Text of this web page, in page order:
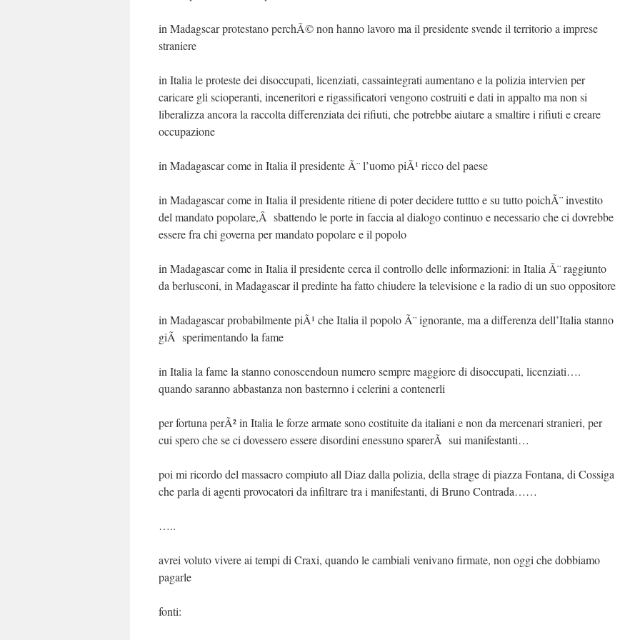
in Madagscar protestano perchÃ© non hanno lavoro ma il presidente svende il territorio a imprese
straniere
in Italia le proteste dei disoccupati, licenziati, cassaintegrati aumentano e la polizia intervien per
caricare gli scioperanti, inceneritori e rigassificatori vengono costruiti e dati in appalto ma non si
liberalizza ancora la raccolta differenziata dei rifiuti, che potrebbe aiutare a smaltire i rifiuti e creare
occupazione
in Madagascar come in Italia il presidente Ã¨ l’uomo piÃ¹ ricco del paese
in Madagascar come in Italia il presidente ritiene di poter decidere tuttto e su tutto poichÃ¨ investito
del mandato popolare,Â sbattendo le porte in faccia al dialogo continuo e necessario che ci dovrebbe
essere fra chi governa per mandato popolare e il popolo
in Madagascar come in Italia il presidente cerca il controllo delle informazioni: in Italia Ã¨ raggiunto
da berlusconi, in Madagascar il predinte ha fatto chiudere la televisione e la radio di un suo oppositore
in Madagascar probabilmente piÃ¹ che Italia il popolo Ã¨ ignorante, ma a differenza dell’Italia stanno
giÃ sperimentando la fame
in Italia la fame la stanno conoscendoun numero sempre maggiore di disoccupati, licenziati….
quando saranno abbastanza non basternno i celerini a contenerli
per fortuna perÃ² in Italia le forze armate sono costituite da italiani e non da mercenari stranieri, per
cui spero che se ci dovessero essere disordini enessuno sparerÃ sui manifestanti…
poi mi ricordo del massacro compiuto all Diaz dalla polizia, della strage di piazza Fontana, di Cossiga
che parla di agenti provocatori da infiltrare tra i manifestanti, di Bruno Contrada……
…..
avrei voluto vivere ai tempi di Craxi, quando le cambiali venivano firmate, non oggi che dobbiamo
pagarle
fonti: